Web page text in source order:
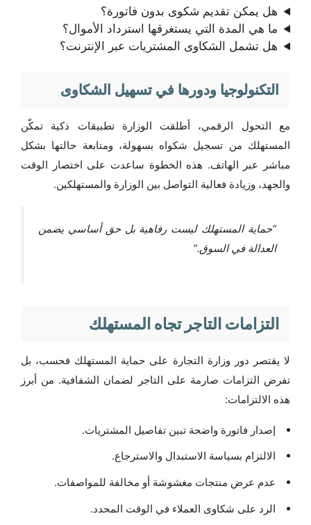
هل يمكن تقديم شكوى بدون فاتورة؟
ما هي المدة التي يستغرقها استرداد الأموال؟
هل تشمل الشكاوى المشتريات عبر الإنترنت؟
التكنولوجيا ودورها في تسهيل الشكاوى
مع التحول الرقمي، أطلقت الوزارة تطبيقات ذكية تمكّن
المستهلك من تسجيل شكواه بسهولة، ومتابعة حالتها بشكل
مباشر عبر الهاتف. هذه الخطوة ساعدت على اختصار الوقت
والجهد، وزيادة فعالية التواصل بين الوزارة والمستهلكين.
“حماية المستهلك ليست رفاهية بل حق أساسي يضمن
العدالة في السوق.”
التزامات التاجر تجاه المستهلك
لا يقتصر دور وزارة التجارة على حماية المستهلك فحسب، بل
تفرض التزامات صارمة على التاجر لضمان الشفافية. من أبرز
هذه الالتزامات:
إصدار فاتورة واضحة تبين تفاصيل المشتريات.
الالتزام بسياسة الاستبدال والاسترجاع.
عدم عرض منتجات مغشوشة أو مخالفة للمواصفات.
الرد على شكاوى العملاء في الوقت المحدد.